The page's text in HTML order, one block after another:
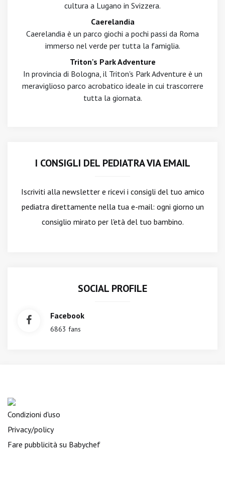
cultura a Lugano in Svizzera.
Caerelandia
Caerelandia è un parco giochi a pochi passi da Roma
immerso nel verde per tutta la famiglia.
Triton's Park Adventure
In provincia di Bologna, il Triton's Park Adventure è un
meraviglioso parco acrobatico ideale in cui trascorrere
tutta la giornata.
I CONSIGLI DEL PEDIATRA VIA EMAIL
Iscriviti alla newslettere ricevi i consigli del tuo amico
pediatra direttamente nella tua e-mail: ogni giorno un
consiglio mirato per l'età del tuo bambino.
SOCIAL PROFILE
Facebook
6863 fans
Condizioni d'uso
Privacy/policy
Fare pubblicità su Babychef